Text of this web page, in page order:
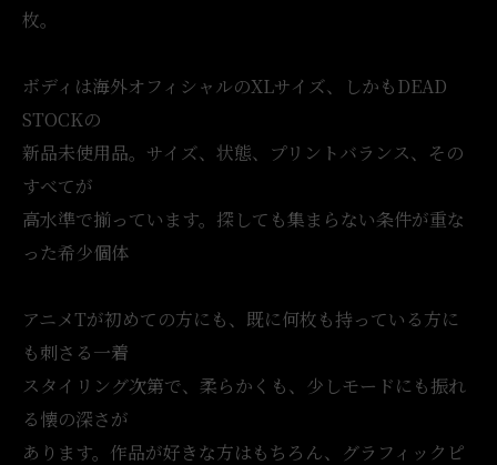
枚。
ボディは海外オフィシャルのXLサイズ、しかもDEAD
STOCKの
新品未使用品。サイズ、状態、プリントバランス、その
すべてが
高水準で揃っています。探しても集まらない条件が重な
った希少個体
アニメTが初めての方にも、既に何枚も持っている方に
も刺さる一着
スタイリング次第で、柔らかくも、少しモードにも振れ
る懐の深さが
あります。作品が好きな方はもちろん、グラフィックピ